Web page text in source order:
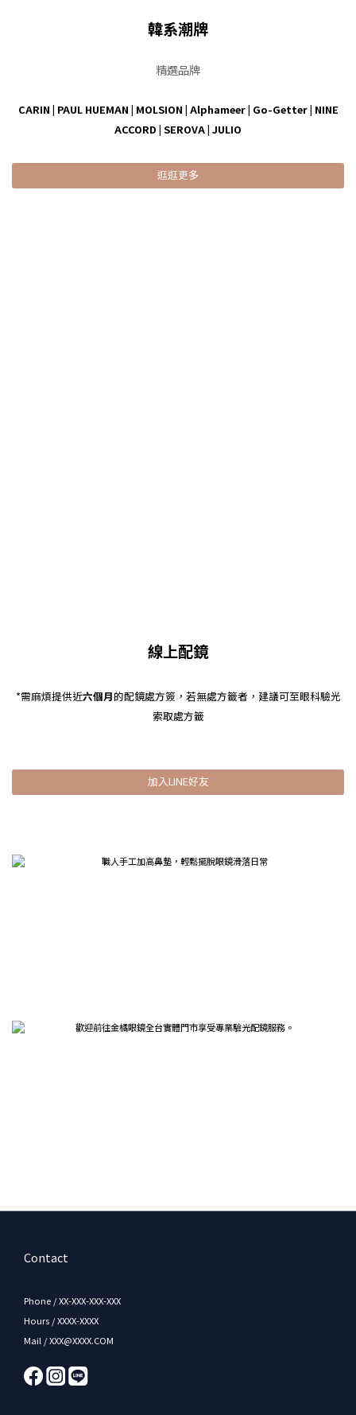
韓系潮牌
精選品牌
CARIN | PAUL HUEMAN | MOLSION | Alphameer| Go-Getter| NINE
ACCORD | SEROVA| JULIO
逛逛更多
線上配鏡
*需麻煩提供近六個月的配鏡處方簽，若無處方籤者，建議可至眼科驗光
索取處方籤
加入LINE好友
Contact
Phone / XX-XXX-XXX-XXX
Hours / XXXX-XXXX
Mail / XXX@XXXX.COM